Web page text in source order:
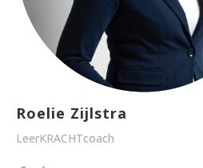
Roelie Zijlstra
LeerKRACHTcoach